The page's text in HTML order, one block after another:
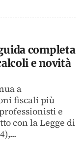
completa
e novità
a
fiscali più
e
con la Legge di